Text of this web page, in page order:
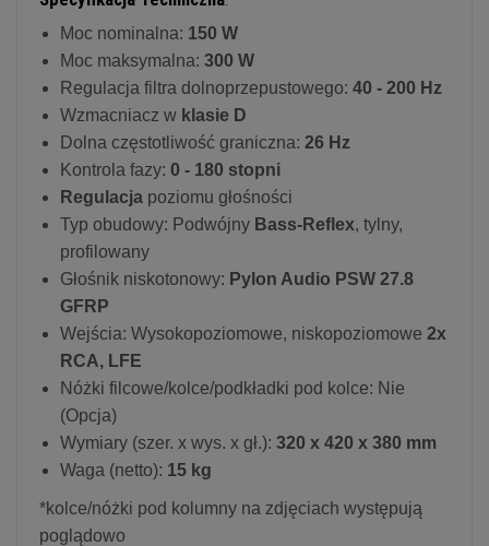
Moc nominalna: 150 W
Moc maksymalna: 300 W
Regulacja filtra dolnoprzepustowego: 40 - 200 Hz
Wzmacniacz w klasie D
Dolna częstotliwość graniczna: 26 Hz
Kontrola fazy: 0 - 180 stopni
Regulacja poziomu głośności
Typ obudowy: Podwójny Bass-Reflex, tylny,
profilowany
Głośnik niskotonowy: Pylon Audio PSW 27.8
GFRP
Wejścia: Wysokopoziomowe, niskopoziomowe 2x
RCA, LFE
Nóżki filcowe/kolce/podkładki pod kolce: Nie
(Opcja)
Wymiary (szer. x wys. x gł.): 320 x 420 x 380 mm
Waga (netto): 15 kg
*kolce/nóżki pod kolumny na zdjęciach występują
poglądowo